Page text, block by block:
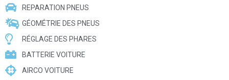
REPARATION PNEUS
GÉOMÉTRIE DES PNEUS
RÉGLAGE DES PHARES
BATTERIE VOITURE
AIRCO VOITURE